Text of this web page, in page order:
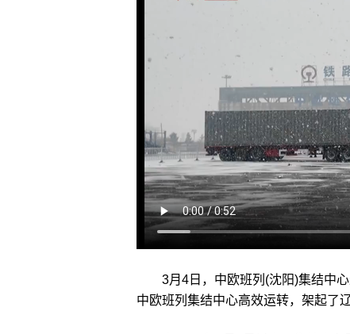
3月4日，中欧班列(沈阳)集结中心
中欧班列集结中心高效运转，架起了